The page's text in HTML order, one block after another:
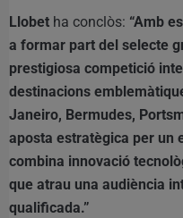
Llobet ha conclòs: “Amb
a formar part del selecte
prestigiosa competició
destinacions
Janeiro, Bermudes,
aposta estratègica per un
combina innovació
que atrau una audiència
qualificada.”